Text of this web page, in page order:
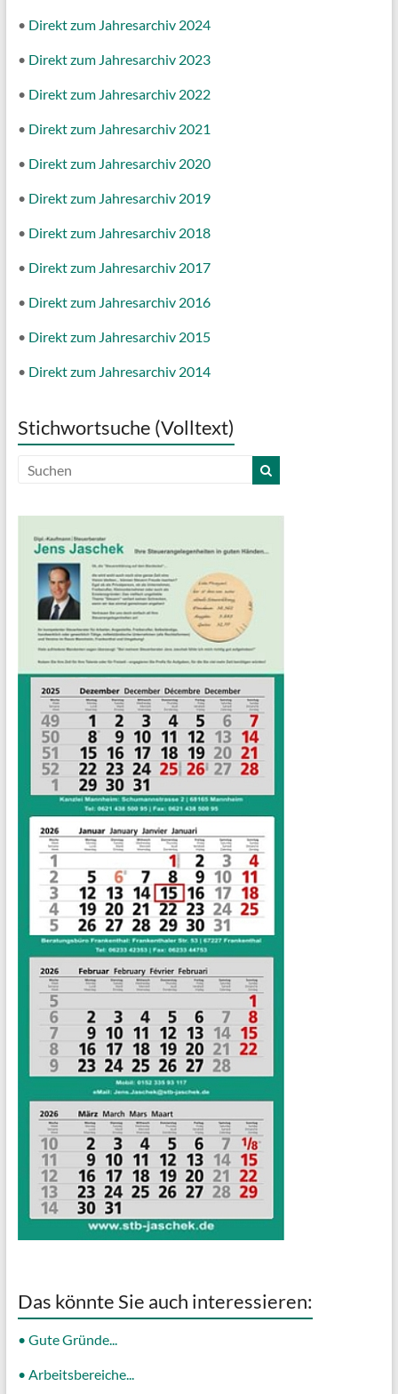
• Direkt zum Jahresarchiv 2024
• Direkt zum Jahresarchiv 2023
• Direkt zum Jahresarchiv 2022
• Direkt zum Jahresarchiv 2021
• Direkt zum Jahresarchiv 2020
• Direkt zum Jahresarchiv 2019
• Direkt zum Jahresarchiv 2018
• Direkt zum Jahresarchiv 2017
• Direkt zum Jahresarchiv 2016
• Direkt zum Jahresarchiv 2015
• Direkt zum Jahresarchiv 2014
Stichwortsuche (Volltext)
Das könnte Sie auch interessieren:
• Gute Gründe...
• Arbeitsbereiche...